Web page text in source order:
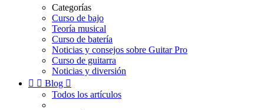
Categorías
Curso de bajo
Teoría musical
Curso de batería
Noticias y consejos sobre Guitar Pro
Curso de guitarra
Noticias y diversión
  Blog 
Todos los artículos